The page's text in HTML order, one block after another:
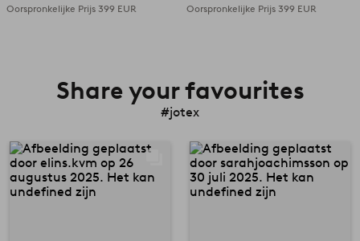
Oorspronkelijke Prijs 399 EUR Oorspronkelijke Prijs 399 EUR
Share your favourites
#jotex